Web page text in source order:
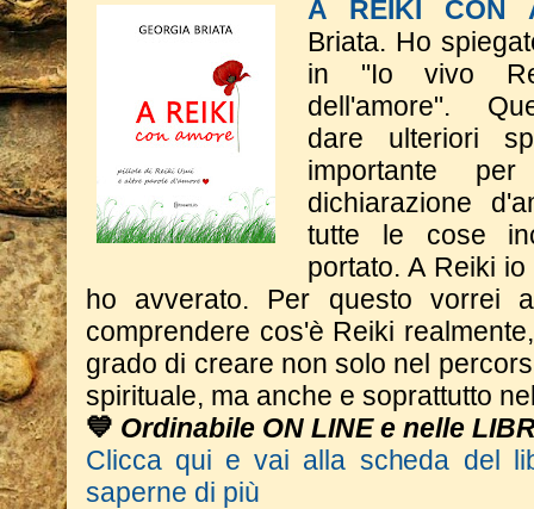
A REIKI CON
Briata. Ho
in "Io vivo
dell'amore".
dare ulteriori
importante
dichiarazione
tutte le cose
portato. A Reiki
ho avverato. ​Per questo vorrei
comprendere cos'è Reiki
grado di creare non solo nel
spirituale, ma anche e soprattutto
💙 Ordinabile ON LINE e nelle
Clicca qui e vai alla scheda del
saperne di più